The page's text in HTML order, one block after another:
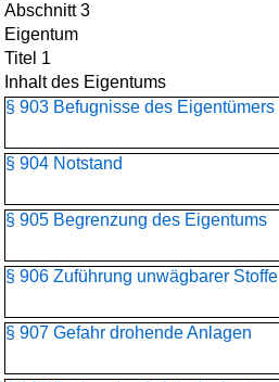
Abschnitt 3
Eigentum
Titel 1
Inhalt des Eigentums
§ 903 Befugnisse des Eigentümers
§ 904 Notstand
§ 905 Begrenzung des Eigentums
§ 906 Zuführung unwägbarer Stoffe
§ 907 Gefahr drohende Anlagen